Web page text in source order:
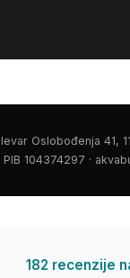
Oslobođenja 41,
PIB 104374297 ·
182 recenzije